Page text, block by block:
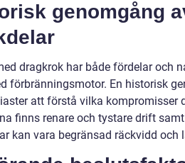
genomgång
dragkrok har både fördelar och
förbränningsmotor. En historisk
att förstå vilka kompromisser
finns renare och tystare drift
kan vara begränsad räckvidd och